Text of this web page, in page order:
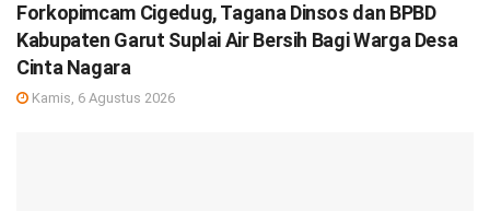
Forkopimcam Cigedug, Tagana Dinsos dan BPBD
Kabupaten Garut Suplai Air Bersih Bagi Warga Desa
Cinta Nagara
Kamis, 6 Agustus 2026